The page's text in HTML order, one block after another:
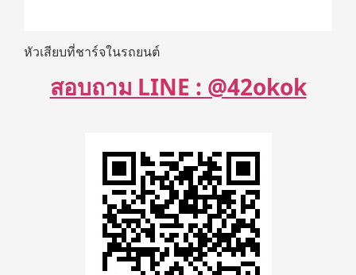
หัวเสียบที่ชาร์จในรถยนต์
สอบถาม LINE : @42okok